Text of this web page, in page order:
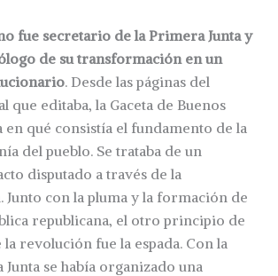
fue secretario de la Primera Junta y
de su transformación en un
. Desde las páginas del
editaba, la Gaceta de Buenos
en qué consistía el fundamento de la
del pueblo. Se trataba de un
disputado a través de la
Junto con la pluma y la formación de
republicana, el otro principio de
revolución fue la espada. Con la
se había organizado una